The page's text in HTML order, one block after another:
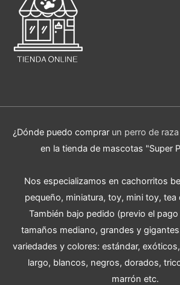
¿Dónde puedo comprar un perro de raza
en la tienda de mascotas "Super
Nos especializamos en cachorritos
pequeño, miniatura, toy, mini toy, tea
También bajo pedido (previo el
tamaños mediano, grandes y
variedades y colores: estándar,
largo, blancos, negros, dorados,
marrón etc.